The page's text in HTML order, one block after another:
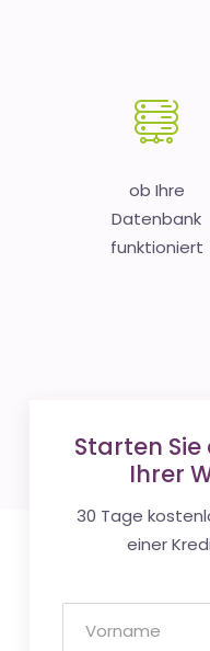
ob Ihre
Datenbank
funktioniert
Starten
Ihrer
30 Tage
einer